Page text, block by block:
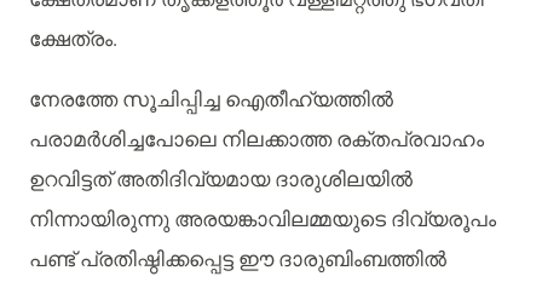
ക്ഷേത്രം.
നേരത്തേ സൂചിപ്പിച്ച ഐതീഹ്യത്തിൽ
പരാമർശിച്ചപോലെ നിലക്കാത്ത രക്തപ്രവാഹം
ഉറവിട്ടത് അതിദിവ്യമായ ദാരുശിലയിൽ
നിന്നായിരുന്നു അരയങ്കാവിലമ്മയുടെ ദിവ്യരൂപം
പണ്ട് പ്രതിഷ്ഠിക്കപ്പെട്ട ഈ ദാരുബിംബത്തിൽ